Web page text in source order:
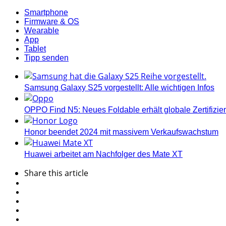
Smartphone
Firmware & OS
Wearable
App
Tablet
Tipp senden
Samsung Galaxy S25 vorgestellt: Alle wichtigen Infos
OPPO Find N5: Neues Foldable erhält globale
Honor beendet 2024 mit massivem Verkaufswachstum
Huawei arbeitet am Nachfolger des Mate XT
Sharethis article